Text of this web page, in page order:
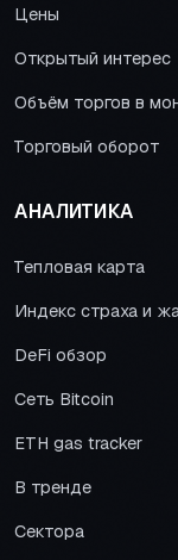
Цены
Открытый интерес
Объём торгов в
Торговый оборот
АНАЛИТИКА
Тепловая карта
Индекс страха и
DeFi обзор
Сеть Bitcoin
ETH gas tracker
В тренде
Сектора